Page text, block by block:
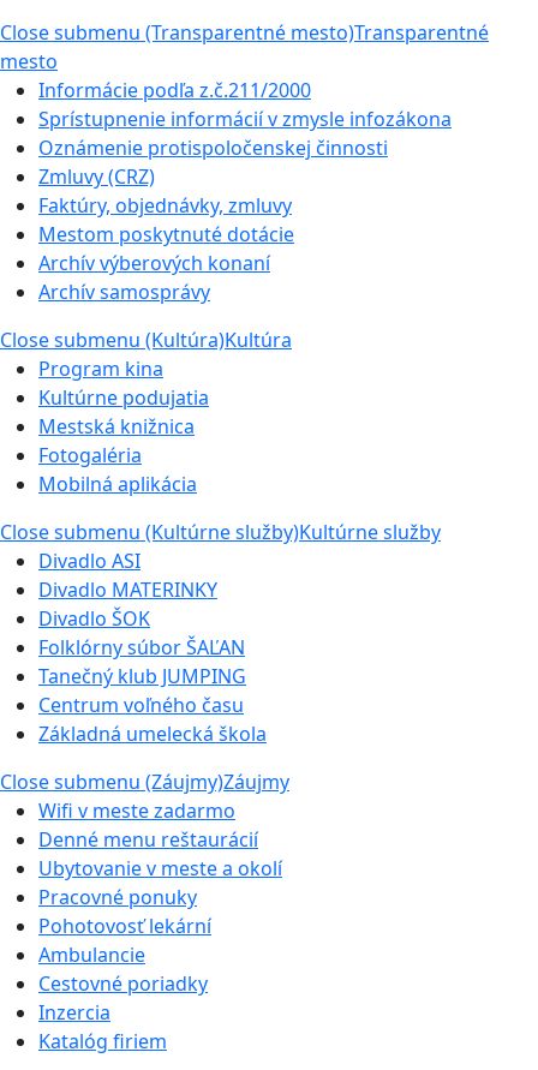
Close submenu (Transparentné mesto)Transparentné
mesto
Informácie podľa z.č.211/2000
Sprístupnenie informácií v zmysle infozákona
Oznámenie protispoločenskej činnosti
Zmluvy (CRZ)
Faktúry, objednávky, zmluvy
Mestom poskytnuté dotácie
Archív výberových konaní
Archív samosprávy
Close submenu (Kultúra)Kultúra
Program kina
Kultúrne podujatia
Mestská knižnica
Fotogaléria
Mobilná aplikácia
Close submenu (Kultúrne služby)Kultúrne služby
Divadlo ASI
Divadlo MATERINKY
Divadlo ŠOK
Folklórny súbor ŠAĽAN
Tanečný klub JUMPING
Centrum voľného času
Základná umelecká škola
Close submenu (Záujmy)Záujmy
Wifi v meste zadarmo
Denné menu reštaurácií
Ubytovanie v meste a okolí
Pracovné ponuky
Pohotovosť lekární
Ambulancie
Cestovné poriadky
Inzercia
Katalóg firiem